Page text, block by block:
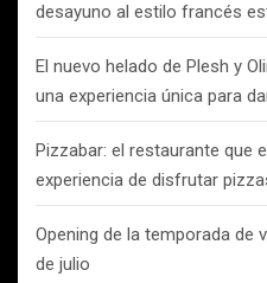
desayuno al estilo francés
El nuevo helado de Plesh y
una experiencia única para
Pizzabar: el restaurante que
experiencia de disfrutar
Opening de la temporada de
de julio